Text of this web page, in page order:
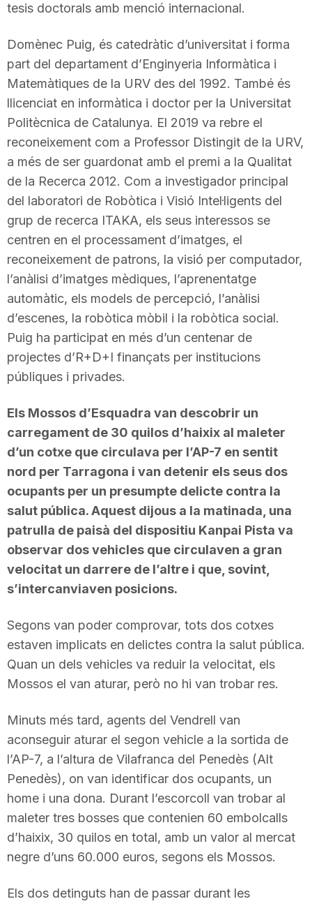
tesis doctorals amb menció internacional.
Domènec Puig, és catedràtic d’universitat i forma
part del departament d’Enginyeria Informàtica i
Matemàtiques de la URV des del 1992. També és
llicenciat en informàtica i doctor per la Universitat
Politècnica de Catalunya. El 2019 va rebre el
reconeixement com a Professor Distingit de la URV,
a més de ser guardonat amb el premi a la Qualitat
de la Recerca 2012. Com a investigador principal
del laboratori de Robòtica i Visió Intel·ligents del
grup de recerca ITAKA, els seus interessos se
centren en el processament d’imatges, el
reconeixement de patrons, la visió per computador,
l’anàlisi d’imatges mèdiques, l’aprenentatge
automàtic, els models de percepció, l’anàlisi
d’escenes, la robòtica mòbil i la robòtica social.
Puig ha participat en més d’un centenar de
projectes d’R+D+I finançats per institucions
públiques i privades.
Els Mossos d’Esquadra van descobrir un
carregament de 30 quilos d’haixix al maleter
d’un cotxe que circulava per l’AP-7 en sentit
nord per Tarragona i van detenir els seus dos
ocupants per un presumpte delicte contra la
salut pública. Aquest dijous a la matinada, una
patrulla de paisà del dispositiu Kanpai Pista va
observar dos vehicles que circulaven a gran
velocitat un darrere de l’altre i que, sovint,
s’intercanviaven posicions.
Segons van poder comprovar, tots dos cotxes
estaven implicats en delictes contra la salut pública.
Quan un dels vehicles va reduir la velocitat, els
Mossos el van aturar, però no hi van trobar res.
Minuts més tard, agents del Vendrell van
aconseguir aturar el segon vehicle a la sortida de
l’AP-7, a l’altura de Vilafranca del Penedès (Alt
Penedès), on van identificar dos ocupants, un
home i una dona. Durant l’escorcoll van trobar al
maleter tres bosses que contenien 60 embolcalls
d’haixix, 30 quilos en total, amb un valor al mercat
negre d’uns 60.000 euros, segons els Mossos.
Els dos detinguts han de passar durant les